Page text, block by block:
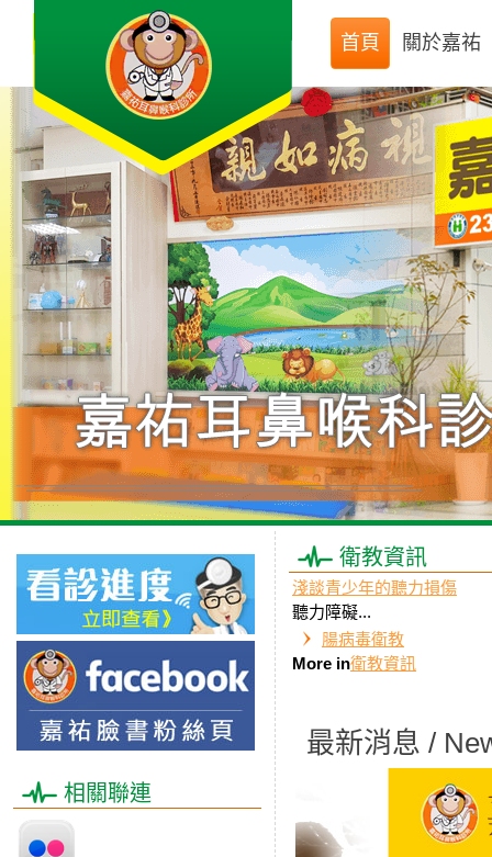
首頁 關於嘉祐
相關聯連
衛教資訊
淺談青少年的聽力損傷
​聽力障礙...
腸病毒衛教
More in衛教資訊
最新消息 /